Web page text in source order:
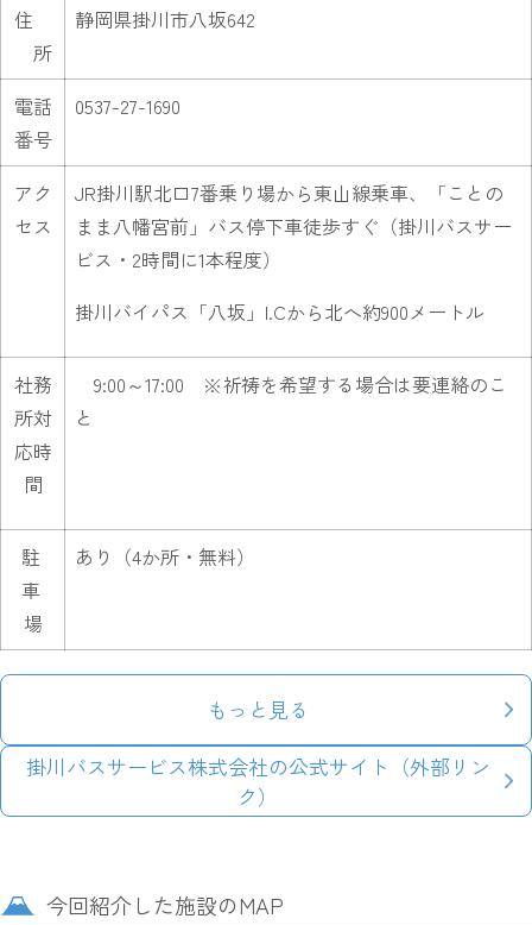
住
所
静岡県掛川市八坂642
電話
番号
0537-27-1690
アク
セス
JR掛川駅北口7番乗り場から東山線乗車、「ことの
まま八幡宮前」バス停下車徒歩すぐ（掛川バスサー
ビス・2時間に1本程度）
掛川バイパス「八坂」I.Cから北へ約900メートル
社務
所対
応時
間
9:00～17:00 ※祈祷を希望する場合は要連絡のこ
と
駐
車
場
あり（4か所・無料）
もっと見る
掛川バスサービス株式会社の公式サイト（外部リン
ク）
今回紹介した施設のMAP